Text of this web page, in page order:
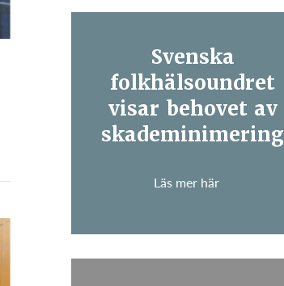
Svenska
folkhälsoundret
visar behovet av
skademinimering
Läs mer här